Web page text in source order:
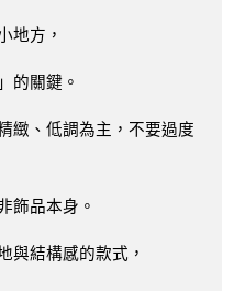
地方，
的關鍵。
緻、低調為主，不要過度
飾品本身。
與結構感的款式，